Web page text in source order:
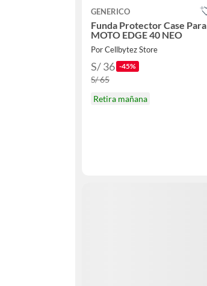
GENERICO
Funda Protector Case Para
MOTO EDGE 40 NEO
Por Cellbytez Store
S/ 36 -45%
S/ 65
Retira mañana